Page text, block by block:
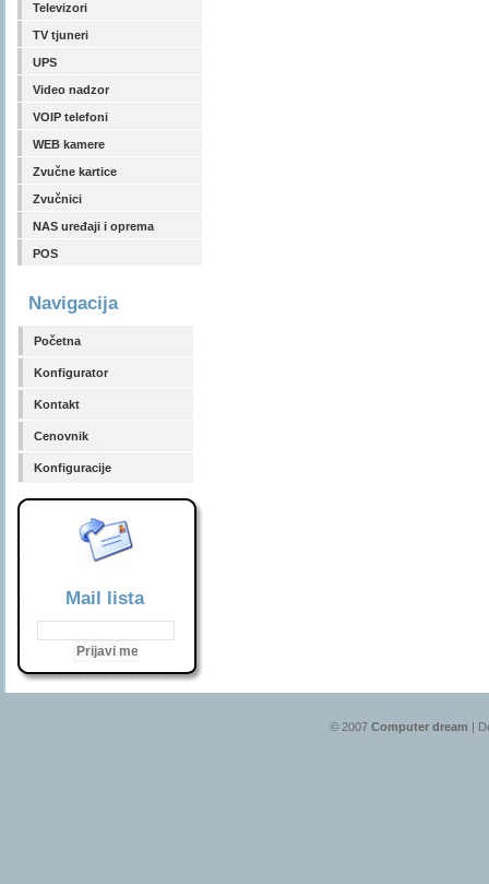
Televizori
TV tjuneri
UPS
Video nadzor
VOIP telefoni
WEB kamere
Zvučne kartice
Zvučnici
NAS uređaji i oprema
POS
Navigacija
Početna
Konfigurator
Kontakt
Cenovnik
Konfiguracije
Mail lista
© 2007 Computer dream |